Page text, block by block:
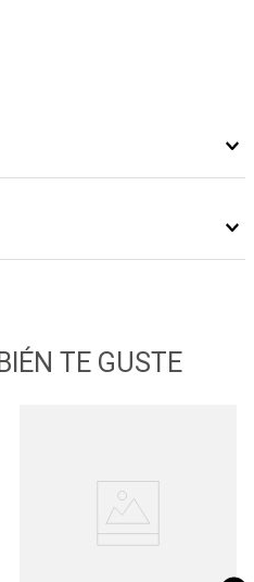
TE GUSTE